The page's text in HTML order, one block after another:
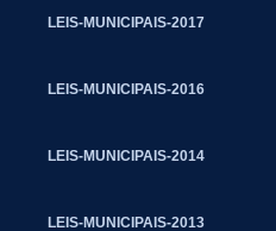
LEIS-MUNICIPAIS-2017
LEIS-MUNICIPAIS-2016
LEIS-MUNICIPAIS-2014
LEIS-MUNICIPAIS-2013